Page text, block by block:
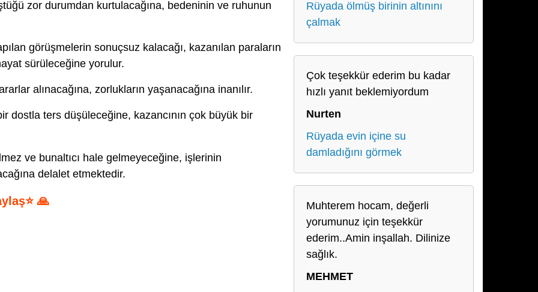
zor durumdan kurtulacağına, bedeninin ve ruhunun
görüşmelerin sonuçsuz kalacağı, kazanılan paraların
sürüleceğine yorulur.
alınacağına, zorlukların yaşanacağına inanılır.
dostla ters düşüleceğine, kazancının çok büyük bir
ve bunaltıcı hale gelmeyeceğine, işlerinin
delalet etmektedir.
🙏
Rüyada ölmüş birinin altınını
çalmak
Çok teşekkür ederim bu kadar
hızlı yanıt beklemiyordum
Nurten
Rüyada evin içine su
damladığını görmek
Muhterem hocam, değerli
yorumunuz için teşekkür
ederim..Amin inşallah. Dilinize
sağlık.
MEHMET